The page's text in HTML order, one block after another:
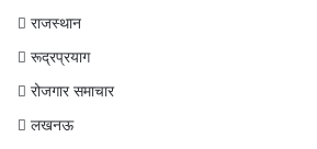
राजस्थान
रूद्रप्रयाग
रोजगार समाचार
लखनऊ